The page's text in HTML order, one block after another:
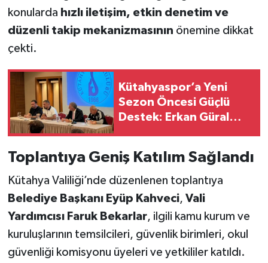
konularda hızlı iletişim, etkin denetim ve
düzenli takip mekanizmasının önemine dikkat
çekti.
Kütahyaspor’a Yeni
Sezon Öncesi Güçlü
Destek: Erkan Güral
Toplantıya Geniş Katılım Sağlandı
Kütahya Valiliği’nde düzenlenen toplantıya
Belediye Başkanı Eyüp Kahveci, Vali
Yardımcısı Faruk Bekarlar, ilgili kamu kurum ve
kuruluşlarının temsilcileri, güvenlik birimleri, okul
güvenliği komisyonu üyeleri ve yetkililer katıldı.